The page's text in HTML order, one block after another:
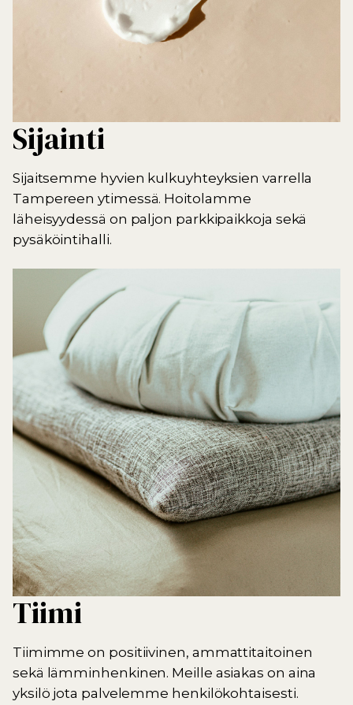
Sijainti
Sijaitsemme hyvien kulkuyhteyksien varrella
Tampereen ytimessä. Hoitolamme
läheisyydessä on paljon parkkipaikkoja sekä
pysäköintihalli.
Tiimi
Tiimimme on positiivinen, ammattitaitoinen
sekä lämminhenkinen. Meille asiakas on aina
yksilö jota palvelemme henkilökohtaisesti.